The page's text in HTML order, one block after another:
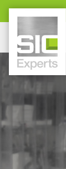
Passer
au
contenu